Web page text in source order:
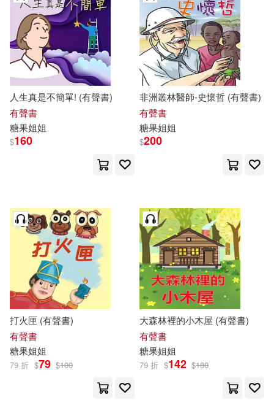
人生真是不簡單! (有聲書)
有聲書
糖果姐姐
$160
非洲叢林醫師-史懷哲 (有聲書)
有聲書
糖果姐姐
$200
打火匣 (有聲書)
有聲書
糖果姐姐
79 折 $79 $100
大森林裡的小木屋 (有聲書)
有聲書
糖果姐姐
79 折 $142 $180